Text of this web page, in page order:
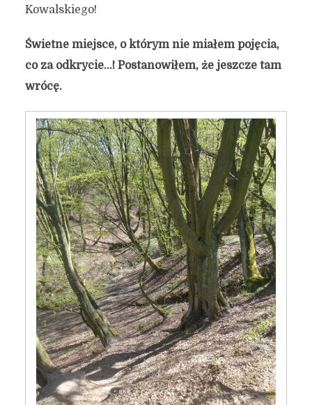
Kowalskiego!
Świetne miejsce, o którym nie miałem pojęcia,
co za odkrycie…! Postanowiłem, że jeszcze tam
wrócę.